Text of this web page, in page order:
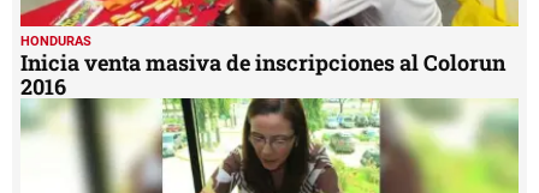
HONDURAS
Inicia venta masiva de inscripciones al Colorun
2016